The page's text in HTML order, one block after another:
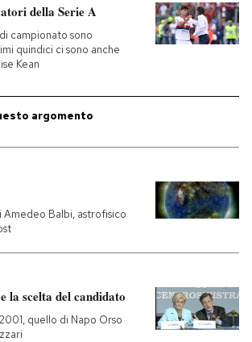
Consumismi
Ok Boomer!
Mondiali calcio 2026
della Serie A
campionato sono
quindici ci sono anche
Kean
argomento
Amedeo Balbi, astrofisico
la scelta del candidato
quello di Napo Orso